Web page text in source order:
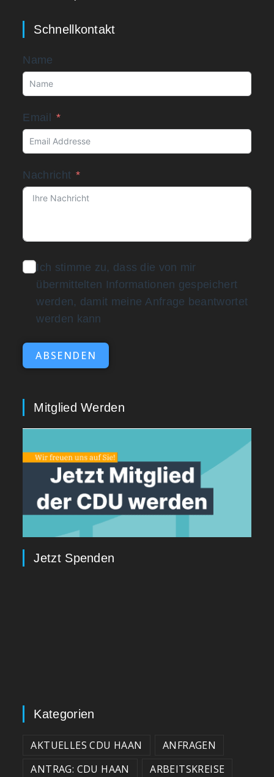
Schnellkontakt
Name
Email
Nachricht
Ich stimme zu, dass die von mir
übermittelten Informationen gespeichert
werden, damit meine Anfrage beantwortet
werden kann
ABSENDEN
Mitglied Werden
Jetzt Spenden
Kategorien
AKTUELLES CDU HAAN
ANFRAGEN
ANTRAG: CDU HAAN
ARBEITSKREISE